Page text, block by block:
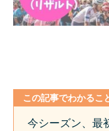
この記事でわかるこ
今シーズン、最